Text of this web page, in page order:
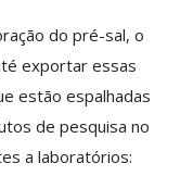
do pré-sal, o
exportar essas
estão espalhadas
de pesquisa no
a laboratórios: